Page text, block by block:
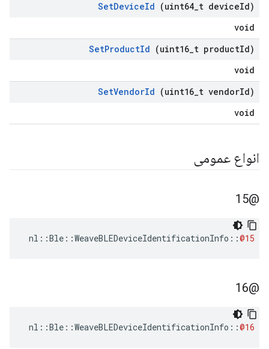
SetDeviceId (uint64 t deviceId)
void
SetProductId (uint16 t productId)
void
SetVendorId (uint16 t vendorId)
void
انواع عمومی
@15
nl ::Ble ::WeaveBLEDeviceIdentificationInfo ::@15
@16
nl ::Ble ::WeaveBLEDeviceIdentificationInfo ::@16